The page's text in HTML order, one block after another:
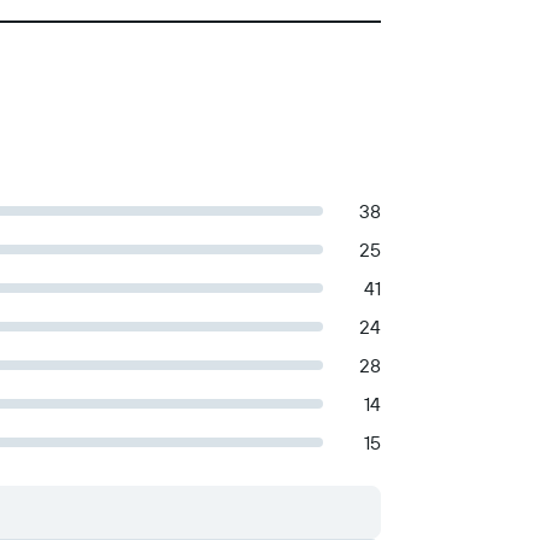
38
25
41
24
28
14
15